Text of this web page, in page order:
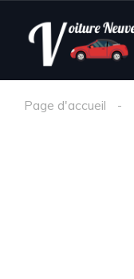
Page d'accueil